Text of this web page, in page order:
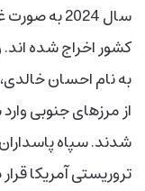
سال 2024
کشور اخراج شده اند.
به نام احسان
از مرزهای جنوبی
تروریستی آمریکا